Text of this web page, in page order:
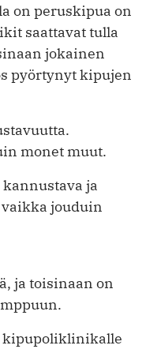
on peruskipua on
saattavat tulla
jokainen
pyörtynyt kipujen
monet muut.
ja
jouduin
ja toisinaan on
kipupoliklinikalle